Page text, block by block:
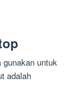
gunakan untuk
adalah